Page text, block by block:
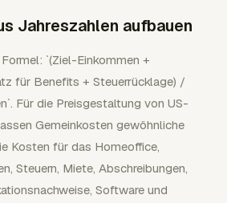
Jahreszahlen aufbauen
`(Ziel-Einkommen +
für Benefits + Steuerrücklage) /
Für die Preisgestaltung von US-
Gemeinkosten gewöhnliche
Kosten für das Homeoffice,
Steuern, Miete, Abschreibungen,
Software und